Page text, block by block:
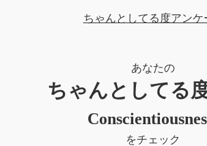
ちゃんとしてる度アンケ
あなたの
ちゃんとしてる
をチェック